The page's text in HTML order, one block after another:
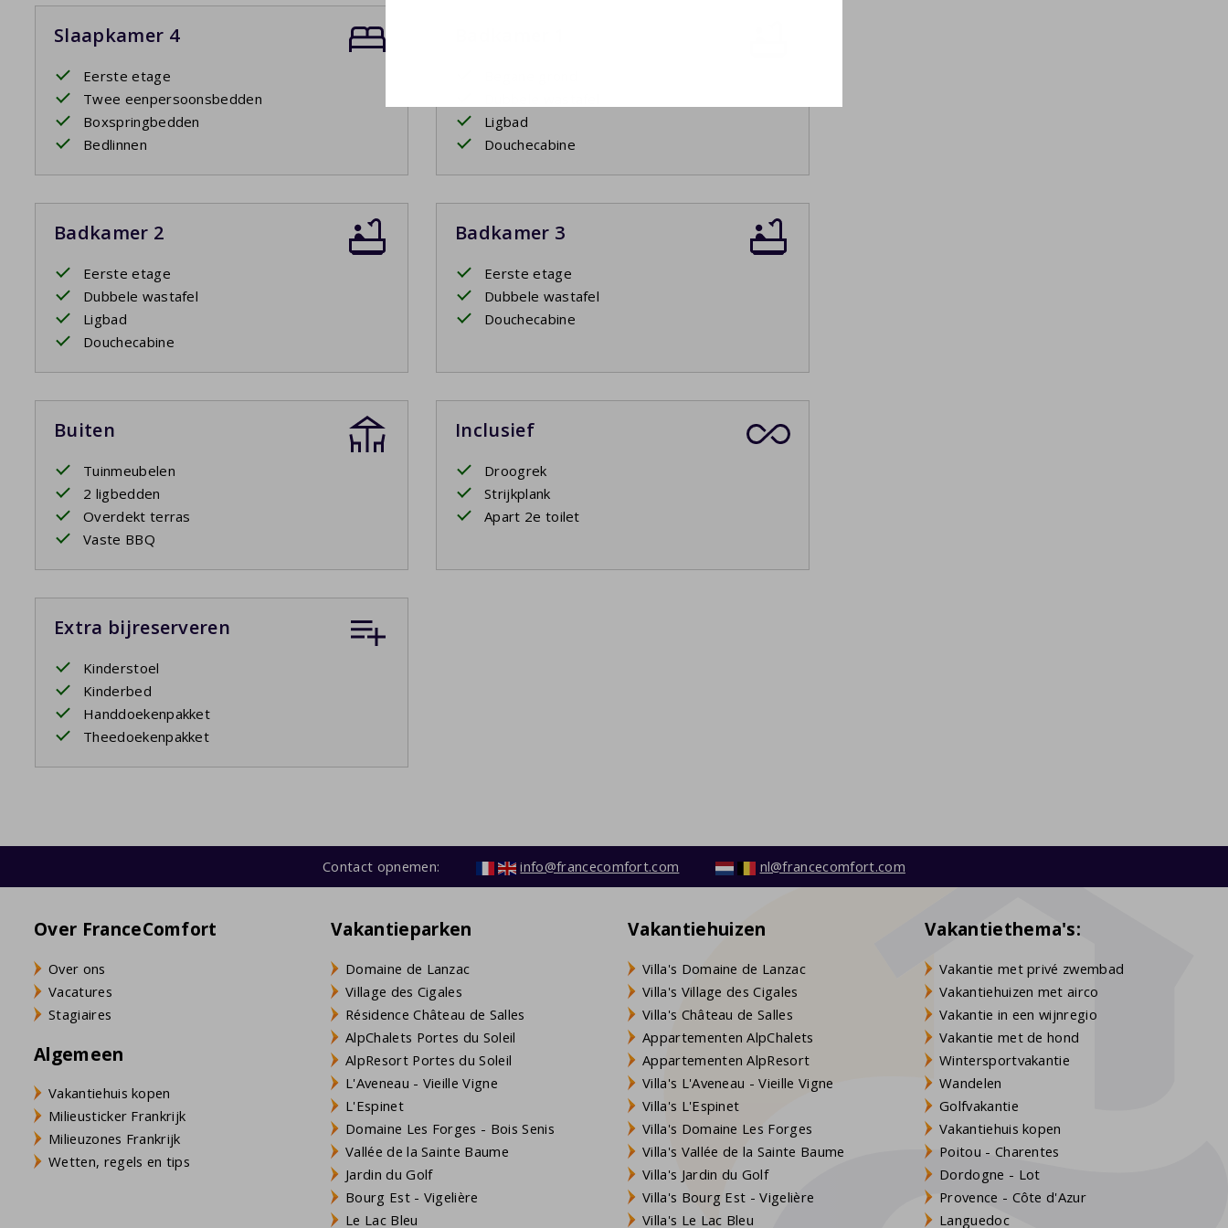
Slaapkamer 4
Eerste etage
Twee eenpersoonsbedden
Boxspringbedden
Bedlinnen
Ligbad
Douchecabine
Badkamer 2
Eerste etage
Dubbele wastafel
Ligbad
Douchecabine
Badkamer 3
Eerste etage
Dubbele wastafel
Douchecabine
Buiten
Tuinmeubelen
2 ligbedden
Overdekt terras
Vaste BBQ
Inclusief
Droogrek
Strijkplank
Apart 2e toilet
Extra bijreserveren
Kinderstoel
Kinderbed
Handdoekenpakket
Theedoekenpakket
Contact opnemen: info@francecomfort.com nl@francecomfort.com
Over FranceComfort
Over ons
Vacatures
Stagiaires
Algemeen
Vakantiehuis kopen
Milieusticker Frankrijk
Milieuzones Frankrijk
Wetten, regels en tips
Vakantieparken
Domaine de Lanzac
Village des Cigales
Résidence Château de Salles
AlpChalets Portes du Soleil
AlpResort Portes du Soleil
L'Aveneau - Vieille Vigne
L'Espinet
Domaine Les Forges - Bois Senis
Vallée de la Sainte Baume
Jardin du Golf
Bourg Est - Vigelière
Le Lac Bleu
Vakantiehuizen
Villa's Domaine de Lanzac
Villa's Village des Cigales
Villa's Château de Salles
Appartementen AlpChalets
Appartementen AlpResort
Villa's L'Aveneau - Vieille Vigne
Villa's L'Espinet
Villa's Domaine Les Forges
Villa's Vallée de la Sainte Baume
Villa's Jardin du Golf
Villa's Bourg Est - Vigelière
Villa's Le Lac Bleu
Vakantiethema's:
Vakantie met privé zwembad
Vakantiehuizen met airco
Vakantie in een wijnregio
Vakantie met de hond
Wintersportvakantie
Wandelen
Golfvakantie
Vakantiehuis kopen
Poitou - Charentes
Dordogne - Lot
Provence - Côte d'Azur
Languedoc